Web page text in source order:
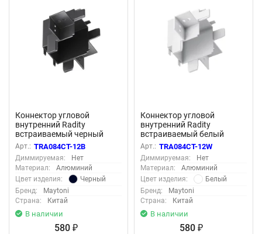
Коннектор угловой
внутренний Radity
встраиваемый черный
(Черный) TRA084CT-12B
Арт.: TRA084CT-12B
Диммируемая:
Нет
Материал:
Алюминий
Цвет изделия:
Черный
Бренд:
Maytoni
Страна:
Китай
В наличии
580 ₽
Коннектор угловой
внутренний Radity
встраиваемый белый
(Белый) TRA084CT-12W
Арт.: TRA084CT-12W
Диммируемая:
Нет
Материал:
Алюминий
Цвет изделия:
Белый
Бренд:
Maytoni
Страна:
Китай
В наличии
580 ₽